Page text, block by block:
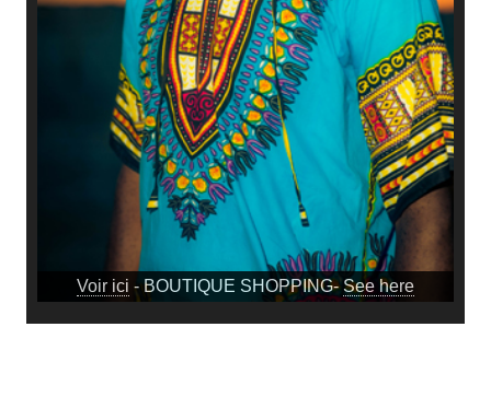
- BOUTIQUE SHOPPING- See here
14 SITES TOURISTIQUES